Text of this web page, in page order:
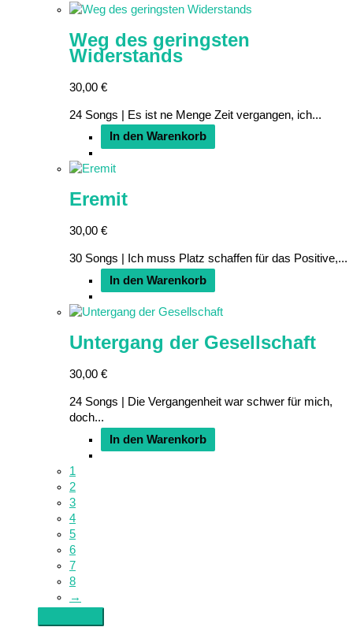
Weg des geringsten
Widerstands
30,00 €
24 Songs | Es ist ne Menge Zeit vergangen, ich...
In den Warenkorb
Eremit
30,00 €
30 Songs | Ich muss Platz schaffen für das Positive,...
In den Warenkorb
Untergang der Gesellschaft
30,00 €
24 Songs | Die Vergangenheit war schwer für mich,
doch...
In den Warenkorb
1
2
3
4
5
6
7
8
→